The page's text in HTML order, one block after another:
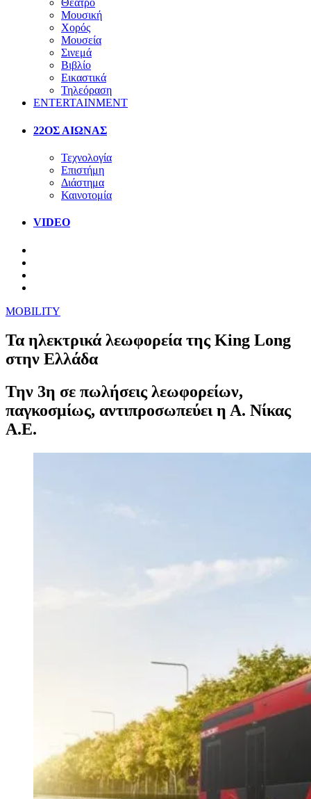
Θέατρο
Μουσική
Χορός
Μουσεία
Σινεμά
Βιβλίο
Εικαστικά
Τηλεόραση
ENTERTAINMENT
22ΟΣ ΑΙΩΝΑΣ
Τεχνολογία
Επιστήμη
Διάστημα
Καινοτομία
VIDEO
MOBILITY
Τα ηλεκτρικά λεωφορεία της King Long
στην Ελλάδα
Την 3η σε πωλήσεις λεωφορείων,
παγκοσμίως, αντιπροσωπεύει η Α. Νίκας
Α.Ε.